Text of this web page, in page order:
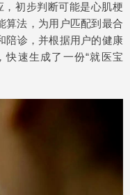
初步判断可能是心肌梗
算法，为用户匹配到最合
陪诊，并根据用户的健康
速生成了一份“就医宝